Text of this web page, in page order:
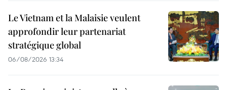
Le Vietnam et la Malaisie veulent
approfondir leur partenariat
stratégique global
06/08/2026 13:34